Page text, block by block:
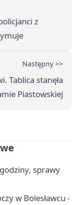
z
Następny >>
Tablica stanęła
Piastowskiej
sprawy
w Bolesławcu -